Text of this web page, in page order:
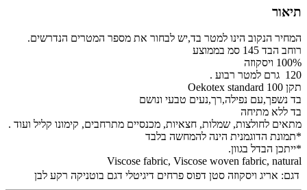
תיאור
המחיר הנקוב הינו למטר בד,יש לבחור את מספר המטרים הנדרשים.
רוחב הבד 145 סמ בממוצע
100% ויסקוזה
120 גרם למטר רבוע .
תקן Oekotex standard 100
בד נשפך,עם נפילה,רך,נעים טבעי ונושם
בד ללא מתיחה
מתאים לחולצות, שמלות, חצאיות, מכנסיים מתרחבים, קימונו קליל ועוד .
*תמונת הדוגמנית הינה להמחשה בלבד
*ייתכן הבדל בגוון.
Viscose fabric, Viscose woven fabric, natural
דגם: אריג ויסקוזה סטן דפוס פרחים דיגיטלי דגם בוטניקה רקע לבן